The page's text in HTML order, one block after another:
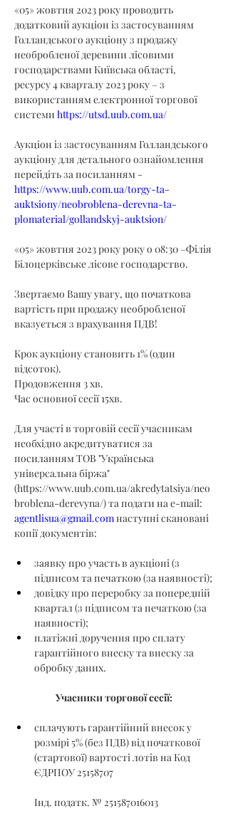
«05» жовтня 2023 року проводить
додатковий аукціон із застосуванням
Голландського аукціону з продажу
необробленої деревини лісовими
господарствами Київська області,
ресурсу 4 кварталу 2023 року – з
використанням електронної торгової
системи https://utsd.uub.com.ua/
Аукціон із застосуванням Голландського
аукціону для детального ознайомлення
перейдіть за посиланням -
https://www.uub.com.ua/torgy-ta-
auktsiony/neobroblena-derevna-ta-
plomaterial/gollandskyj-auktsion/
«05» жовтня 2023 року року о 08:30 –Філія
Білоцерківське лісове господарство.
Звертаємо Вашу увагу, що початкова
вартість при продажу необробленої
вказується з врахування ПДВ!
Крок аукціону становить 1% (один
відсоток).
Продовження 3 хв.
Час основної сесії 15хв.
Для участі в торговій сесії учасникам
необхідно акредитуватися за
посиланням ТОВ "Українська
універсальна біржа"
(https://www.uub.com.ua/akredytatsiya/neo
broblena-derevyna/) та подати на e-mail:
agentlisua@gmail.com наступні скановані
копії документів:
заявку про участь в аукціоні (з
підписом та печаткою (за наявності);
довідку про переробку за попередній
квартал (з підписом та печаткою (за
наявності);
платіжні доручення про сплату
гарантійного внеску та внеску за
обробку даних.
Учасники торгової сесії:
сплачують гарантійний внесок у
розмірі 5% (без ПДВ) від початкової
(стартової) вартості лотів на Код
ЄДРПОУ 25158707
Інд. податк. № 251587016013